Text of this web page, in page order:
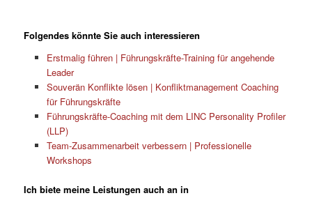
Folgendes könnte Sie auch interessieren
Erstmalig führen | Führungskräfte-Training für angehende
Leader
Souverän Konflikte lösen | Konfliktmanagement Coaching
für Führungskräfte
Führungskräfte-Coaching mit dem LINC Personality Profiler
(LLP)
Team-Zusammenarbeit verbessern | Professionelle
Workshops
Ich biete meine Leistungen auch an in